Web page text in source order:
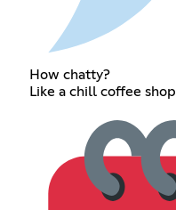
How chatty?
Like a chill coffee shop